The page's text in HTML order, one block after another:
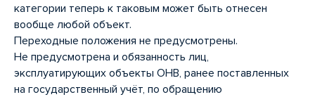
категории теперь к таковым может быть отнесен
вообще любой объект.
Переходные положения не предусмотрены.
Не предусмотрена и обязанность лиц,
эксплуатирующих объекты ОНВ, ранее поставленных
на государственный учёт, по обращению